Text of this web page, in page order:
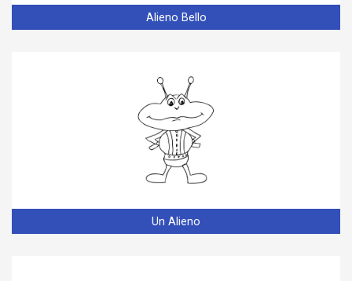
Alieno Bello
Un Alieno